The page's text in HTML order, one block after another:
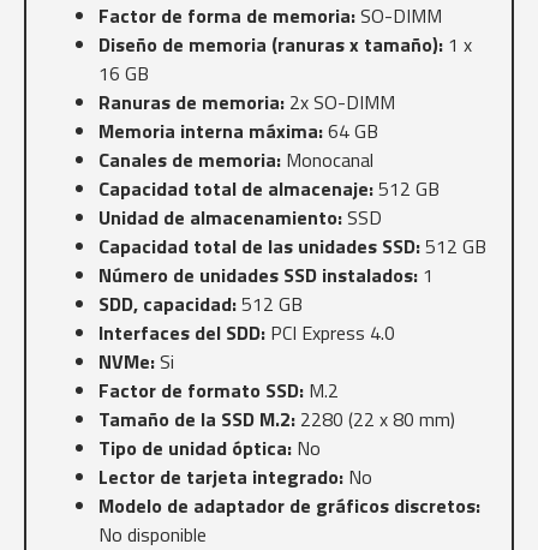
Factor de forma de memoria:SO-DIMM
Diseño de memoria (ranuras x tamaño): 1 x
16 GB
Ranuras de memoria: 2x SO-DIMM
Memoria interna máxima:64 GB
Canales de memoria: Monocanal
Capacidad total de almacenaje:512 GB
Unidad de almacenamiento:SSD
Capacidad total de las unidades SSD:512 GB
Número de unidades SSD instalados: 1
SDD, capacidad:512 GB
Interfaces del SDD: PCI Express 4.0
NVMe:Si
Factor de formato SSD: M.2
Tamaño de la SSD M.2: 2280 (22 x 80 mm)
Tipo de unidad óptica: No
Lector de tarjeta integrado: No
Modelo de adaptador de gráficos discretos:
No disponible